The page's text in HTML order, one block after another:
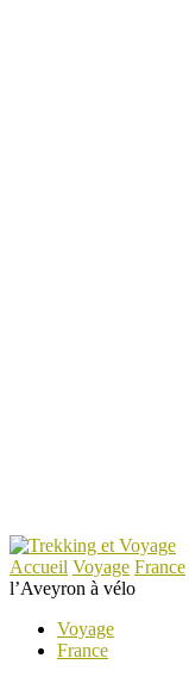
Accueil Voyage France
l’Aveyron à vélo
Voyage
France